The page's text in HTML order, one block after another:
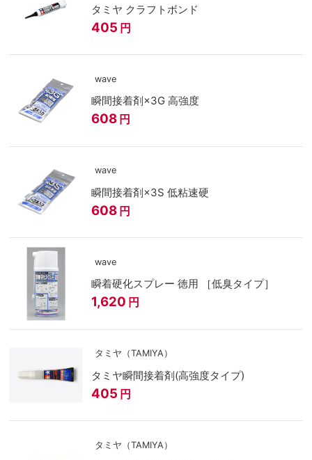
タミヤ クラフトボンド
405 円
wave
瞬間接着剤×3G 高強度
608 円
wave
瞬間接着剤×3S 低粘速硬
608 円
wave
瞬着硬化スプレー 徳用 ［低臭タイプ］
1,620 円
タミヤ（TAMIYA）
タミヤ瞬間接着剤(高強度タイプ)
405 円
タミヤ（TAMIYA）